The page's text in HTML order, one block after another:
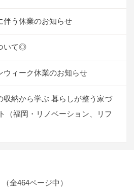
伴う休業のお知らせ
いて◎
ウィーク休業のお知らせ
収納から学ぶ 暮らしが整う家づ
（福岡・リノベーション、リフ
全464ページ中）